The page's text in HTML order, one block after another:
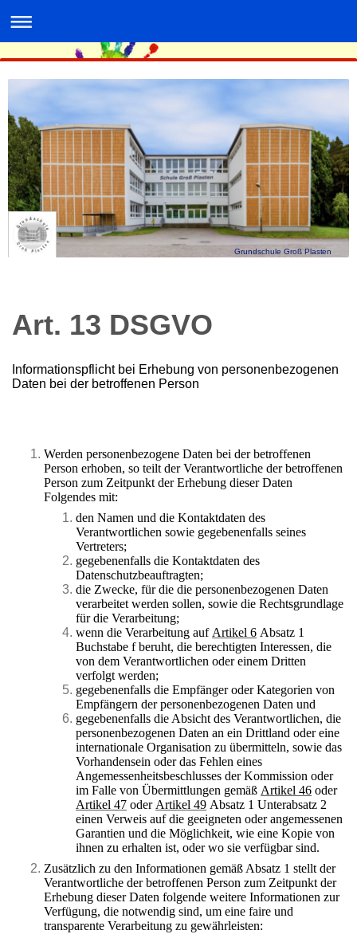
Grundschule Groß Plasten
Art. 13 DSGVO
Informationspflicht bei Erhebung von personenbezogenen
Daten bei der betroffenen Person
Werden personenbezogene Daten bei der betroffenen
Person erhoben, so teilt der Verantwortliche der betroffenen
Person zum Zeitpunkt der Erhebung dieser Daten
Folgendes mit:
den Namen und die Kontaktdaten des
Verantwortlichen sowie gegebenenfalls seines
Vertreters;
gegebenenfalls die Kontaktdaten des
Datenschutzbeauftragten;
die Zwecke, für die die personenbezogenen Daten
verarbeitet werden sollen, sowie die Rechtsgrundlage
für die Verarbeitung;
wenn die Verarbeitung auf Artikel 6 Absatz 1
Buchstabe f beruht, die berechtigten Interessen, die
von dem Verantwortlichen oder einem Dritten
verfolgt werden;
gegebenenfalls die Empfänger oder Kategorien von
Empfängern der personenbezogenen Daten und
gegebenenfalls die Absicht des Verantwortlichen, die
personenbezogenen Daten an ein Drittland oder eine
internationale Organisation zu übermitteln, sowie das
Vorhandensein oder das Fehlen eines
Angemessenheitsbeschlusses der Kommission oder
im Falle von Übermittlungen gemäß Artikel 46 oder
Artikel 47 oder Artikel 49 Absatz 1 Unterabsatz 2
einen Verweis auf die geeigneten oder angemessenen
Garantien und die Möglichkeit, wie eine Kopie von
ihnen zu erhalten ist, oder wo sie verfügbar sind.
Zusätzlich zu den Informationen gemäß Absatz 1 stellt der
Verantwortliche der betroffenen Person zum Zeitpunkt der
Erhebung dieser Daten folgende weitere Informationen zur
Verfügung, die notwendig sind, um eine faire und
transparente Verarbeitung zu gewährleisten: